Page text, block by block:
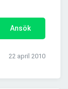
Ansök
22 april 2010